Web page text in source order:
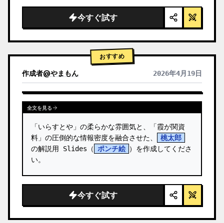
のグラデーション ",
  "header": {
name\" default=\"…
今すぐ試す
おすすめ
作成者@やまもん 2026年4月19日
他のモデルの結果を表示
全文を見る
「いらすとや」の柔らかな雰囲気と、「霞が関資
料」の圧倒的な情報密度を融合させた、
桃太郎
の解説用 Slides（
ポンチ絵 ）を作成してくださ
い。
今すぐ試す